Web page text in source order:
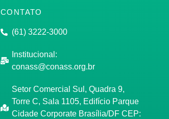
CONTATO
(61) 3222-3000
Institucional:
conass@conass.org.br
Setor Comercial Sul, Quadra 9,
Torre C, Sala 1105, Edifício Parque
Cidade Corporate Brasília/DF CEP: